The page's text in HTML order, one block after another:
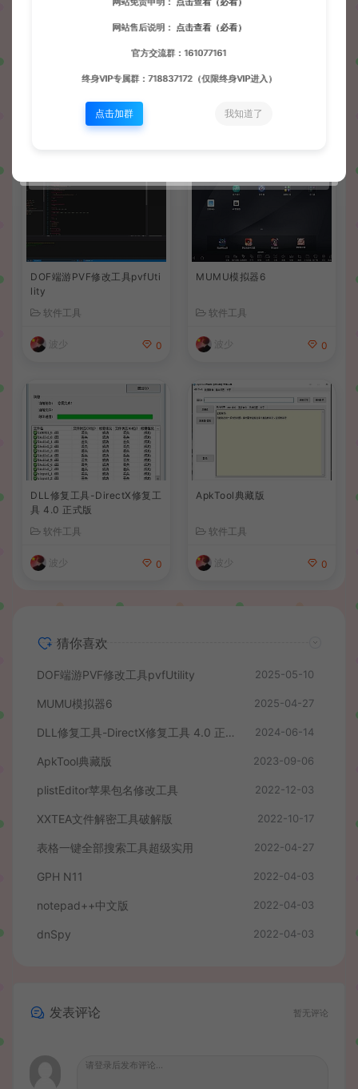
相关文章
DOF端游PVF修改工具pvfUti
lity
软件工具
波少 0
MUMU模拟器6
软件工具
波少 0
DLL修复工具-DirectX修复工
具 4.0 正式版
软件工具
波少 0
ApkTool典藏版
软件工具
波少 0
猜你喜欢
DOF端游PVF修改工具pvfUtility 2025-05-10
MUMU模拟器6 2025-04-27
DLL修复工具-DirectX修复工具 4.0 正式版 2024-06-14
ApkTool典藏版 2023-09-06
plistEditor苹果包名修改工具 2022-12-03
XXTEA文件解密工具破解版 2022-10-17
表格一键全部搜索工具超级实用 2022-04-27
GPH N11 2022-04-03
notepad++中文版 2022-04-03
dnSpy 2022-04-03
发表评论 暂无评论
网站售后说明： 点击查看（必看）
官方交流群：161077161
终身VIP专属群：718837172（仅限终身VIP进入）
点击加群 我知道了